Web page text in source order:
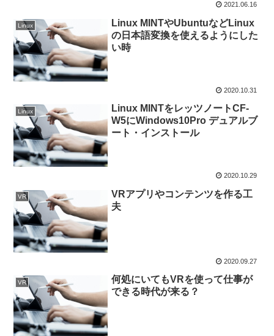
2021.06.16
Linux
Linux MINTやUbuntuなどLinux
の日本語変換を使えるようにした
い時
2020.10.31
Linux
Linux MINTをレッツノートCF-
W5にWindows10Pro デュアルブ
ート・インストール
2020.10.29
VR
VRアプリやコンテンツを作る工
夫
2020.09.27
VR
何処にいてもVRを使って仕事が
できる時代が来る？